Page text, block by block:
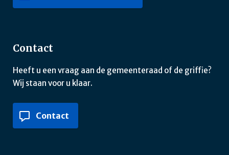
Contact
Heeft u een vraag aan de gemeenteraad of de griffie?
Wij staan voor u klaar.
Contact